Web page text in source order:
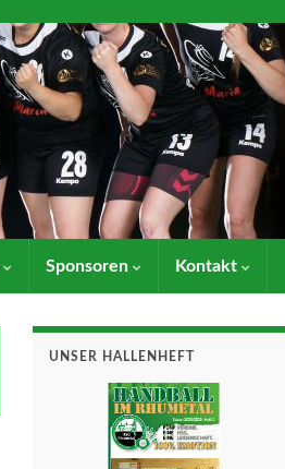
Sponsoren Kontakt
UNSER HALLENHEFT